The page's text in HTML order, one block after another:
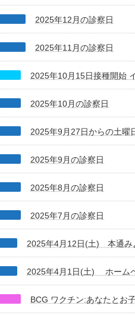
2025年12月の診察日
2025年11月の診察日
2025年10月15日接種開始
2025年10月の診察日
2025年9月27日からの土曜
2025年9月の診察日
2025年8月の診察日
2025年7月の診察日
2025年4月12日(土) 本通み
2025年4月1日(土) ホーム
BCG ワクチン:あなたとお